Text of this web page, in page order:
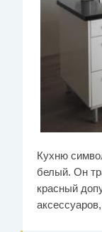
Кухню
белый. Он
красный